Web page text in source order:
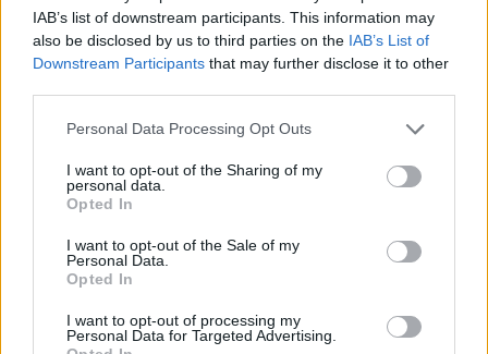
IAB’s list of downstream participants. This information may
also be disclosed by us to third parties on the IAB’s List of
Downstream Participants that may further disclose it to other
Please note that this website/app uses one or more Google
not limited to your visit or usage behaviour. You may click to
grant or deny consent to Google and its third-party tags to
use your data for below specified purposes in below Google
consent section.
Personal Data Processing Opt Outs
I want to opt-out of the Sharing of my
personal data.
Opted In
I want to opt-out of the Sale of my
Personal Data.
Opted In
I want to opt-out of processing my
Personal Data for Targeted Advertising.
ΕΚΔΗΛΩΣΕΙΣ
«Αμισός 2026»: Η Νέα Σαμψούντα Πρέβεζας
ταξιδεύει στον Πόντο με μουσική και χορό
31/07/2026 - 3:59μμ